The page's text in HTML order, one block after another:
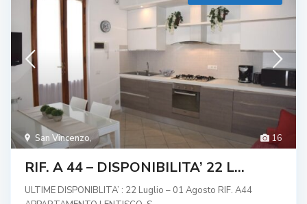
16
San Vincenzo,
RIF. A 44 – DISPONIBILITA’ 22 L...
ULTIME DISPONIBLITA’ : 22 Luglio – 01 Agosto RIF. A44